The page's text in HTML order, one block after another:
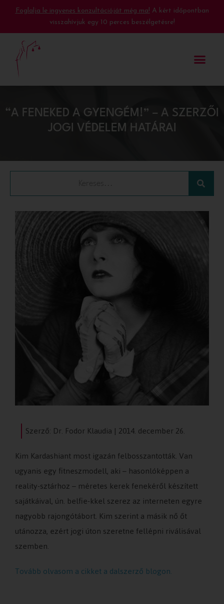
Foglalja le ingyenes konzultációját még ma! A kért időpontban
visszahívjuk egy 10 perces beszélgetésre!
“A FENEKED A GYENGÉM!” – A SZERZŐI
JOGI VÉDELEM HATÁRAI
Szerző: Dr. Fodor Klaudia | 2014. december 26.
Kim Kardashiant most igazán felbosszantották. Van
ugyanis egy fitneszmodell, aki – hasonlóképpen a
reality-sztárhoz – méretes kerek fenekéről készített
sajátkáival, ún. belfie-kkel szerez az interneten egyre
nagyobb rajongótábort. Kim szerint a másik nő őt
utánozza, ezért jogi úton szeretne fellépni riválisával
szemben.
Tovább olvasom a cikket a dalszerző blogon.